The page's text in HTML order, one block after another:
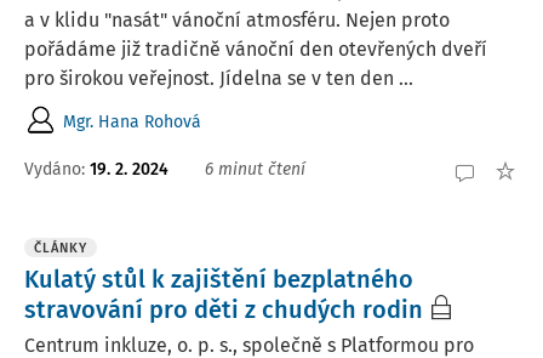
a v klidu "nasát" vánoční atmosféru. Nejen proto
pořádáme již tradičně vánoční den otevřených dveří
pro širokou veřejnost. Jídelna se v ten den ...
Mgr. Hana Rohová
Vydáno: 19. 2. 2024 6 minut čtení
ČLÁNKY
Kulatý stůl k zajištění bezplatného
stravování pro děti z chudých rodin
Centrum inkluze, o. p. s., společně s Platformou pro